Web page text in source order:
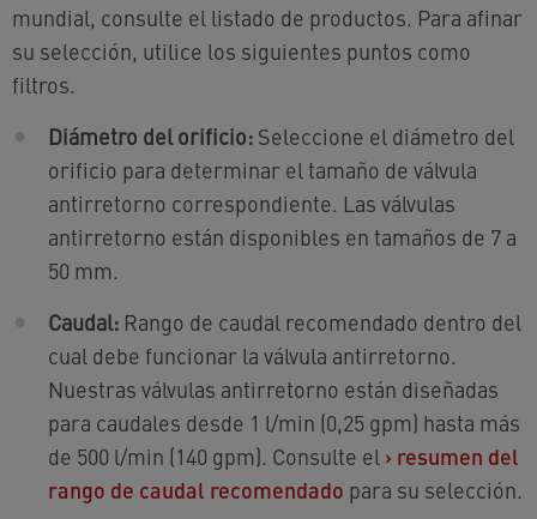
mundial, consulte el listado de productos. Para afinar
su selección, utilice los siguientes puntos como
filtros.
Diámetro del orificio: Seleccione el diámetro del
orificio para determinar el tamaño de válvula
antirretorno correspondiente. Las válvulas
antirretorno están disponibles en tamaños de 7 a
50 mm.
Caudal: Rango de caudal recomendado dentro del
cual debe funcionar la válvula antirretorno.
Nuestras válvulas antirretorno están diseñadas
para caudales desde 1 l/min (0,25 gpm) hasta más
de 500 l/min (140 gpm). Consulte el › resumen del
rango de caudal recomendado para su selección.